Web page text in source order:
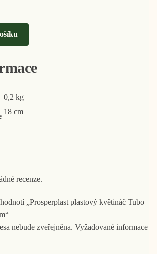
0,2 kg
18 cm
recenze.
„Prosperplast plastový květináč Tubo
nebude zveřejněna. Vyžadované informace